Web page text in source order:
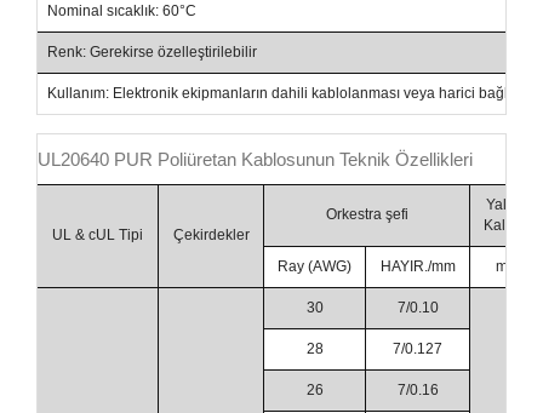
Nominal sıcaklık: 60°C
Renk: Gerekirse özelleştirilebilir
Kullanım: Elektronik ekipmanların dahili kablolanması veya harici bağlantı
UL20640 PUR Poliüretan Kablosunun Teknik Özellikleri
UL & cUL Tipi Çekirdekler
Orkestra şefi
Yalıtım
Kalınlık
Ray (AWG) HAYIR./mm mm
30 7/0.10
28 7/0.127
26 7/0.16